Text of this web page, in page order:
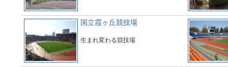
国立霞ヶ丘競技場
生まれ変わる競技場